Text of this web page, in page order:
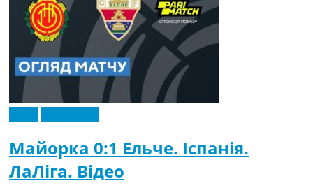
Майорка 0:1 Ельче. Іспанія.
ЛаЛіга. Відео